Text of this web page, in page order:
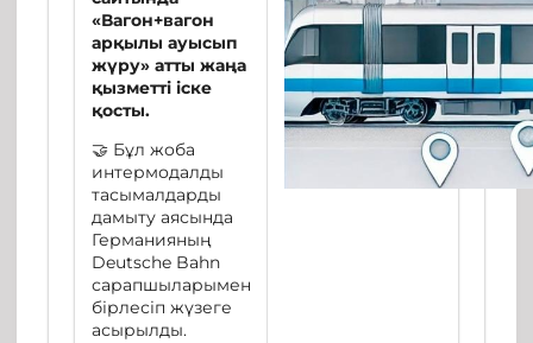
«Вагон+вагон
арқылы ауысып
жүру» атты жаңа
қызметті іске
қосты.
🤝 Бұл жоба
интермодалды
тасымалдарды
дамыту аясында
Германияның
Deutsche Bahn
сарапшыларымен
бірлесіп жүзеге
асырылды.